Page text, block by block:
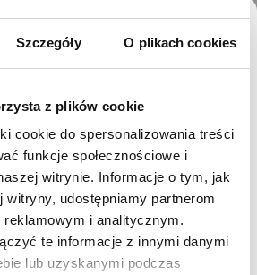
Szczegóły O plikach cookies
z plików cookie
cookie do spersonalizowania treści
funkcje społecznościowe i
witrynie. Informacje o tym, jak
udostępniamy partnerom
reklamowym i analitycznym.
te informacje z innymi danymi
lub uzyskanymi podczas
Grupy Zibi
UŻYTKOWNIKU,
UŻYTKOWNICZKO
cookie w celach analitycznych,
w tym aby analizować
optymalizować jej działanie oraz
Twoje preferencje.